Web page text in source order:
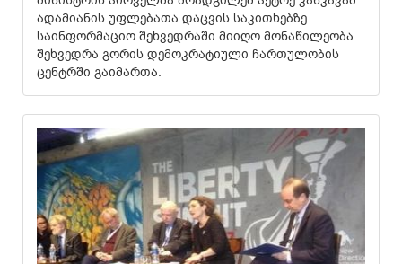
ადამიანის უფლებათა დაცვის საკითხებზე
საინფორმაციო შეხვედრაში მიიღო მონაწილეობა.
შეხვედრა გორის დემოკრატიული ჩართულობის
ცენტრში გაიმართა.